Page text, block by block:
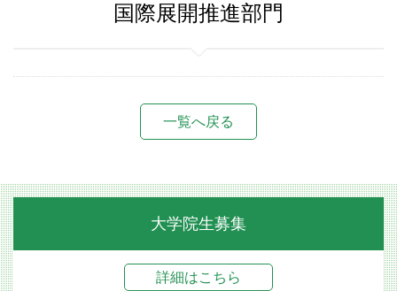
国際展開推進部門
一覧へ戻る
大学院生募集
詳細はこちら